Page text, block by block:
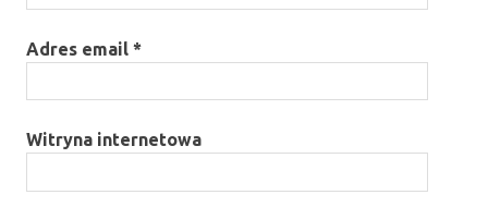
Adres email *
Witryna internetowa